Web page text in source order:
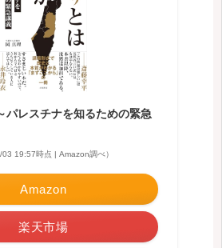
パレスチナを知るための緊急
03 19:57時点 | Amazon調べ）
Amazon
楽天市場